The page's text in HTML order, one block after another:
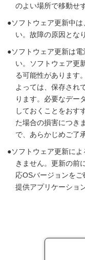
のよい場所で移動せ
ソフトウェア更新中
い。故障の原因とな
ソフトウェア更新は
い。ソフトウェア更
る可能性があります
よっては、保存され
ります。必要なデー
しておくことをおす
た場合の損害につき
で、あらかじめご了
ソフトウェア更新に
きません。更新の前
応OSバージョンを
提供アプリケーショ